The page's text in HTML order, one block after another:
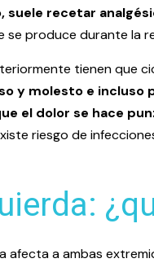
suele recetar
se produce durante la
tienen que
y molesto e incluso
el dolor se hace
riesgo de
afecta a ambas